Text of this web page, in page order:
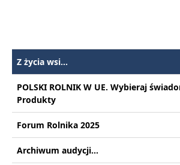
Z życia wsi...
POLSKI ROLNIK W UE. Wybieraj
Produkty
Forum Rolnika 2025
Archiwum audycji...